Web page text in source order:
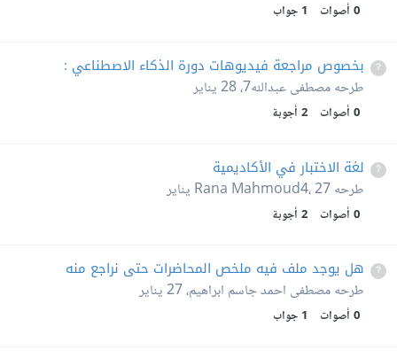
0 أصوات 1 جواب
بخصوص مراجعة فيديوهات دورة الذكاء الاصطناعي :
طرحهمصطفى عبدالله7 ،28 يناير
0 أصوات 2 أجوبة
لغة الاختبار في الأكاديمية
طرحه Rana Mahmoud4،27 يناير
0 أصوات 2 أجوبة
هل يوجد ملف فيه ملخص المحاضرات حتى نراجع منه
طرحهمصطفى احمد جاسم ابراهيم،27 يناير
0 أصوات 1 جواب